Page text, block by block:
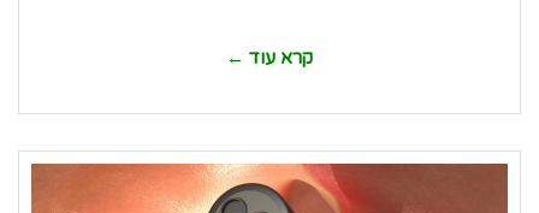
קרא עוד ←